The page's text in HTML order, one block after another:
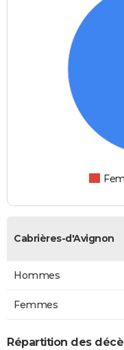
Cabrières-d'Avignon
Hommes
Femmes
Répartition des